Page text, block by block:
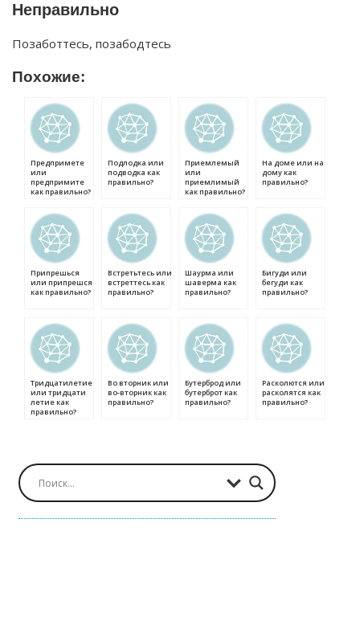
Неправильно
Позаботтесь, позабодтесь
Похожие:
Предпримете
или
предпримите
как правильно?
Подлодка или
подводка как
правильно?
Приемлемый
или
приемлимый
как правильно?
На доме или на
дому как
правильно?
Припрешься
или припрешся
как правильно?
Встретьтесь или
встреттесь как
правильно?
Шаурма или
шаверма как
правильно?
Бигуди или
бегуди как
правильно?
Тридцатилетие
или тридцати
летие как
правильно?
Во вторник или
во-вторник как
правильно?
Бутерброд или
бутерброт как
правильно?
Расколются или
расколятся как
правильно?